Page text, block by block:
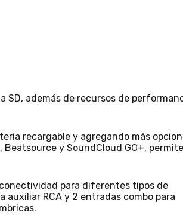
además de recursos de
recargable y agregando más
y SoundCloud GO+, permite
para diferentes tipos de
auxiliar RCA y 2 entradas combo para